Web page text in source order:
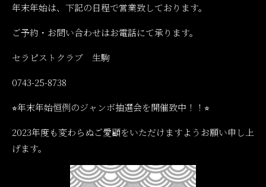
年末年始は、下記の日程で営業致しております。
ご予約・お問い合わせはお電話にて承ります。
セラピストクラブ 生駒
0743-25-8738
⭐︎年末年始恒例のジャンボ抽選会を開催致中！！⭐︎
2023年度も変わらぬご愛顧をいただけますようお願い申し上
げます。